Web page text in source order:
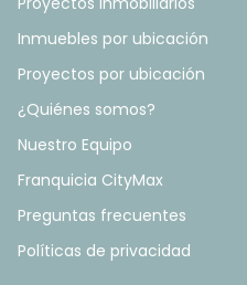
Inmuebles por ubicación
Proyectos por ubicación
¿Quiénes somos?
Nuestro Equipo
Franquicia CityMax
Preguntas frecuentes
Políticas de privacidad